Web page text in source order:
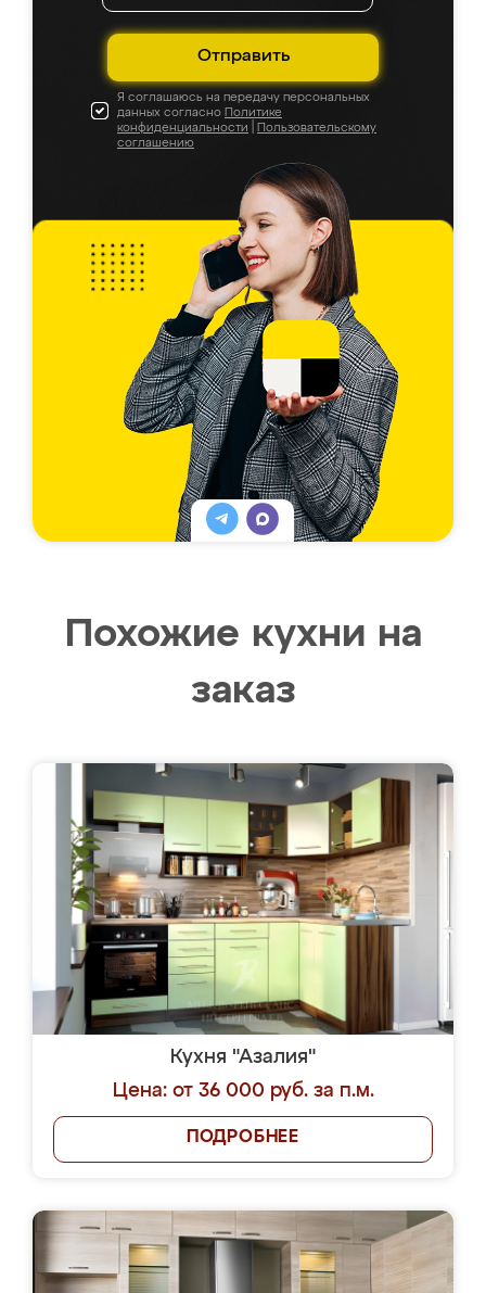
Отправить
Я соглашаюсь на передачу персональных
данных согласно Политике
конфиденциальности
Пользовательскому
соглашению
Похожие кухни на
заказ
Кухня "Азалия"
Цена: от 36 000 руб. за п.м.
ПОДРОБНЕЕ